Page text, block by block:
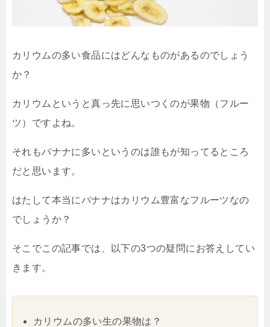
カリウムの多い食品にはどんなものがあるのでしょう
か？
カリウムというと真っ先に思いつくのが果物（フルー
ツ）ですよね。
それもバナナに多いというのは誰もが知ってるところ
だと思います。
はたして本当にバナナはカリウム豊富なフルーツなの
でしょうか？
そこでこの記事では、以下の3つの疑問にお答えしてい
きます。
カリウムの多い生の果物は？